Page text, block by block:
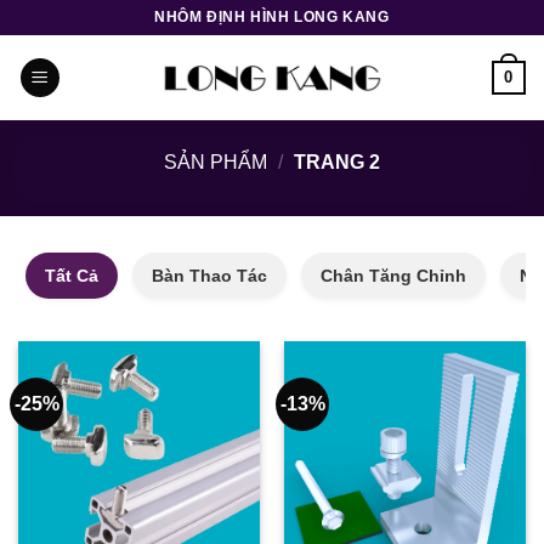
nội
NHÔM ĐỊNH HÌNH LONG KANG
0
SẢN PHẨM / TRANG 2
Tất Cả Bàn Thao Tác Chân Tăng Chỉnh
-25% -13%